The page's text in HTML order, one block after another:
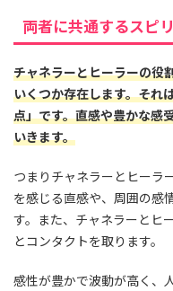
両者に共通するスピ
チャネラーとヒーラーの役
いくつか存在します。それ
点」です。直感や豊かな感
いきます。
つまりチャネラーとヒーラ
を感じる直感や、周囲の感
す。また、チャネラーとヒ
とコンタクトを取ります。
感性が豊かで波動が高く、